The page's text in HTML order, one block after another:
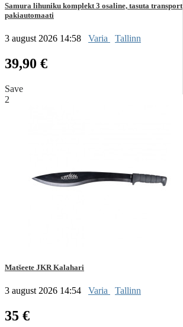
Samura lihuniku komplekt 3 osaline, tasuta transport
pakiautomaati
3 august 2026 14:58 Varia Tallinn
39,90 €
Save
2
Matšeete JKR Kalahari
3 august 2026 14:54 Varia Tallinn
35 €